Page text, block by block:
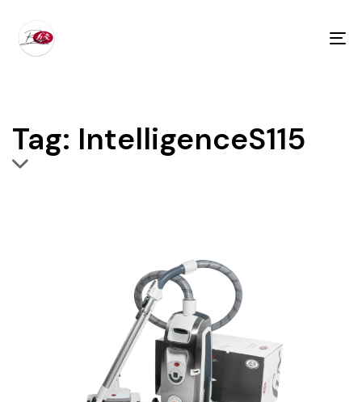
Tag: IntelligenceS115